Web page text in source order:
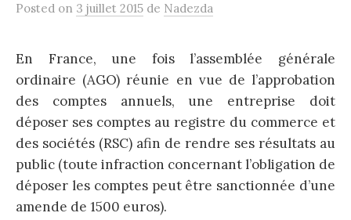
Posted on 3 juillet 2015 de Nadezda
En France, une fois l’assemblée générale
ordinaire (AGO) réunie en vue de l’approbation
des comptes annuels, une entreprise doit
déposer ses comptes au registre du commerce et
des sociétés (RSC) afin de rendre ses résultats au
public (toute infraction concernant l’obligation de
déposer les comptes peut être sanctionnée d’une
amende de 1500 euros).